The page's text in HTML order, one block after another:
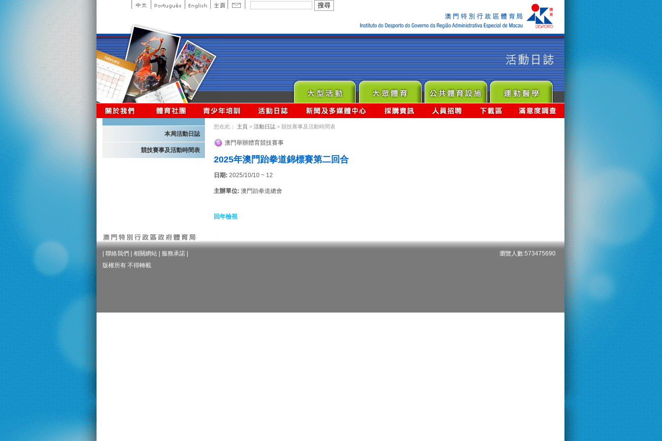
本局活動日誌
競技賽事及活動時間表
您在此： 主頁 > 活動日誌 > 競技賽事及活動時間表
澳門舉辦體育競技賽事
2025年澳門跆拳道錦標賽第二回合
日期: 2025/10/10 ~ 12
主辦單位: 澳門跆拳道總會
回年檢視
聯絡我們 相關網站 服務承諾
版權所有 不得轉載
瀏覽人數:573475690